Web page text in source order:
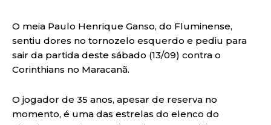
O meia Paulo Henrique Ganso, do Fluminense,
sentiu dores no tornozelo esquerdo e pediu para
sair da partida deste sábado (13/09) contra o
Corinthians no Maracanã.
O jogador de 35 anos, apesar de reserva no
momento, é uma das estrelas do elenco do